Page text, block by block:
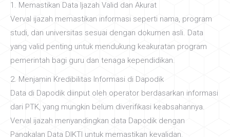
1. Memastikan Data Ijazah Valid dan Akurat
Verval ijazah memastikan informasi seperti nama, program
studi, dan universitas sesuai dengan dokumen asli. Data
yang valid penting untuk mendukung keakuratan program
pemerintah bagi guru dan tenaga kependidikan.
2. Menjamin Kredibilitas Informasi di Dapodik
Data di Dapodik diinput oleh operator berdasarkan informasi
dari PTK, yang mungkin belum diverifikasi keabsahannya.
Verval ijazah menyandingkan data Dapodik dengan
Pangkalan Data DIKTI untuk memastikan kevalidan.